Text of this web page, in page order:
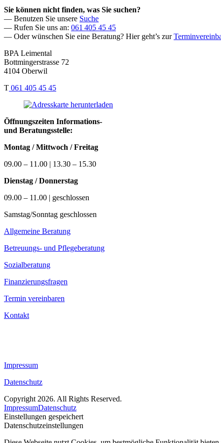
Sie können nicht finden, was Sie suchen?
— Benutzen Sie unsere Suche
— Rufen Sie uns an: 061 405 45 45
— Oder wünschen Sie eine Beratung? Hier geht’s zur
BPA Leimental
Bottmingerstrasse 72
4104 Oberwil
T 061 405 45 45
Öffnungszeiten Informations-
und Beratungsstelle:
Montag / Mittwoch / Freitag
09.00 – 11.00 | 13.30 – 15.30
Dienstag / Donnerstag
09.00 – 11.00 | geschlossen
Samstag/Sonntag geschlossen
Allgemeine Beratung
Betreuungs- und Pflegeberatung
Sozialberatung
Finanzierungsfragen
Termin vereinbaren
Kontakt
Impressum
Datenschutz
Copyright 2026. All Rights Reserved.
ImpressumDatenschutz
Einstellungen gespeichert
Datenschutzeinstellungen